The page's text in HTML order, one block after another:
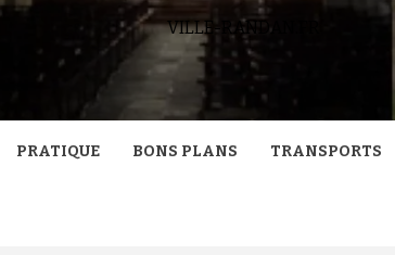
VILLE-RANDAN.FR
PRATIQUE BONS PLANS TRANSPORTS